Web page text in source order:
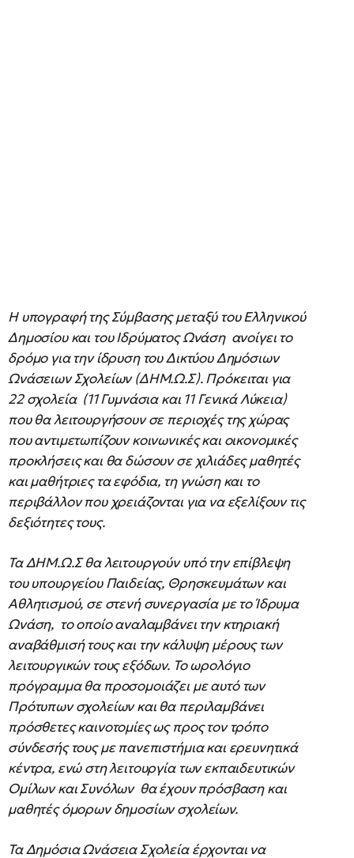
Η υπογραφή της Σύμβασης μεταξύ του Ελληνικού
Δημοσίου και του Ιδρύματος Ωνάση ανοίγει το
δρόμο για την ίδρυση του Δικτύου Δημόσιων
Ωνάσειων Σχολείων (ΔΗΜ.Ω.Σ). Πρόκειται για
22 σχολεία (11 Γυμνάσια και 11 Γενικά Λύκεια)
που θα λειτουργήσουν σε περιοχές της χώρας
που αντιμετωπίζουν κοινωνικές και οικονομικές
προκλήσεις και θα δώσουν σε χιλιάδες μαθητές
και μαθήτριες τα εφόδια, τη γνώση και το
περιβάλλον που χρειάζονται για να εξελίξουν τις
δεξιότητες τους.
Τα ΔΗΜ.Ω.Σ θα λειτουργούν υπό την επίβλεψη
του υπουργείου Παιδείας, Θρησκευμάτων και
Αθλητισμού, σε στενή συνεργασία με το Ίδρυμα
Ωνάση, το οποίο αναλαμβάνει την κτηριακή
αναβάθμισή τους και την κάλυψη μέρους των
λειτουργικών τους εξόδων. Το ωρολόγιο
πρόγραμμα θα προσομοιάζει με αυτό των
Πρότυπων σχολείων και θα περιλαμβάνει
πρόσθετες καινοτομίες ως προς τον τρόπο
σύνδεσής τους με πανεπιστήμια και ερευνητικά
κέντρα, ενώ στη λειτουργία των εκπαιδευτικών
Ομίλων και Συνόλων θα έχουν πρόσβαση και
μαθητές όμορων δημοσίων σχολείων.
Τα Δημόσια Ωνάσεια Σχολεία έρχονται να